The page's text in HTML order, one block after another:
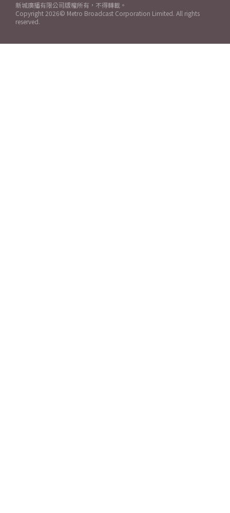
新城廣播有限公司版權所有，不得轉載。
Copyright 2026© Metro Broadcast Corporation Limited. All rights
reserved.